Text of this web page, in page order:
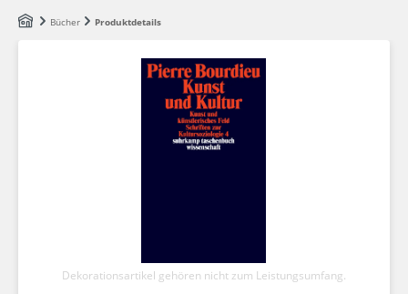
Zum Hauptinhalt springen
Bücher Produktdetails
Dekorationsartikel gehören nicht zum Leistungsumfang.